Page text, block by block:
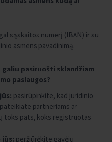
sąskaitos numerį (IBAN) ir su
asmens pavadinimą.
pasiruošti sklandžiam
paslaugos?
pasirūpinkite, kad juridinio
partneriams ar
toks pats, koks registruotas
jūs: peržiūrėkite gavėjų